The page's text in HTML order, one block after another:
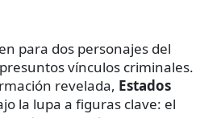
para dos personajes del
vínculos criminales.
revelada, Estados
la lupa a figuras clave: el